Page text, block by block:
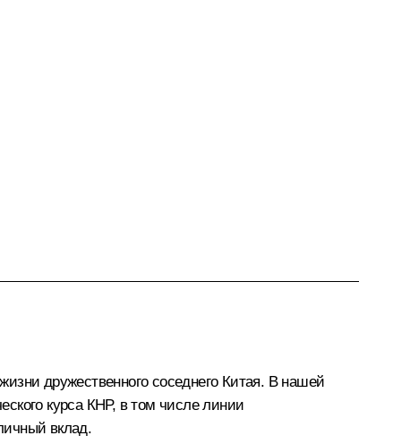
дружественного соседнего Китая. В нашей
курса КНР, в том числе линии
вклад.